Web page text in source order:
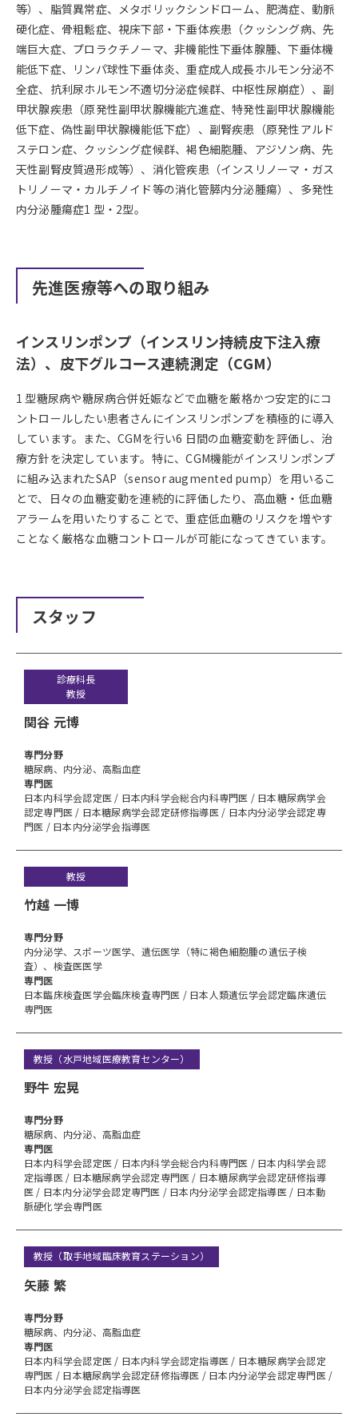
等）、脂質異常症、メタボリックシンドローム、肥満症、動脈
硬化症、骨粗鬆症、視床下部・下垂体疾患（クッシング病、先
端巨大症、プロラクチノーマ、非機能性下垂体腺腫、下垂体機
能低下症、リンパ球性下垂体炎、重症成人成長ホルモン分泌不
全症、抗利尿ホルモン不適切分泌症候群、中枢性尿崩症）、副
甲状腺疾患（原発性副甲状腺機能亢進症、特発性副甲状腺機能
低下症、偽性副甲状腺機能低下症）、副腎疾患（原発性アルド
ステロン症、クッシング症候群、褐色細胞腫、アジソン病、先
天性副腎皮質過形成等）、消化管疾患（インスリノーマ・ガス
トリノーマ・カルチノイド等の消化管膵内分泌腫瘍）、多発性
内分泌腫瘍症1 型・2型。
先進医療等への取り組み
インスリンポンプ（インスリン持続皮下注入療
法）、皮下グルコース連続測定（CGM）
1 型糖尿病や糖尿病合併妊娠などで血糖を厳格かつ安定的にコ
ントロールしたい患者さんにインスリンポンプを積極的に導入
しています。また、CGMを行い6 日間の血糖変動を評価し、治
療方針を決定しています。特に、CGM機能がインスリンポンプ
に組み込まれたSAP（sensor augmented pump）を用いるこ
とで、日々の血糖変動を連続的に評価したり、高血糖・低血糖
アラームを用いたりすることで、重症低血糖のリスクを増やす
ことなく厳格な血糖コントロールが可能になってきています。
スタッフ
診療科長
教授
関谷 元博
専⾨分野
糖尿病、内分泌、高脂血症
専門医
日本内科学会認定医 / 日本内科学会総合内科専門医 / 日本糖尿病学会
認定専門医 / 日本糖尿病学会認定研修指導医 / 日本内分泌学会認定専
門医 / 日本内分泌学会指導医
教授
竹越 一博
専⾨分野
内分泌学、スポーツ医学、遺伝医学（特に褐色細胞腫の遺伝子検
査）、検査医医学
専門医
日本臨床検査医学会臨床検査専門医 / 日本人類遺伝学会認定臨床遺伝
専門医
教授（水戸地域医療教育センター）
野牛 宏晃
専⾨分野
糖尿病、内分泌、高脂血症
専門医
日本内科学会認定医 / 日本内科学会総合内科専門医 / 日本内科学会認
定指導医 / 日本糖尿病学会認定専門医 / 日本糖尿病学会認定研修指導
医 / 日本内分泌学会認定専門医 / 日本内分泌学会認定指導医 / 日本動
脈硬化学会専門医
教授（取手地域臨床教育ステーション）
矢藤 繁
専⾨分野
糖尿病、内分泌、高脂血症
専門医
日本内科学会認定医 / 日本内科学会認定指導医 / 日本糖尿病学会認定
専門医 / 日本糖尿病学会認定研修指導医 / 日本内分泌学会認定専門医 /
日本内分泌学会認定指導医